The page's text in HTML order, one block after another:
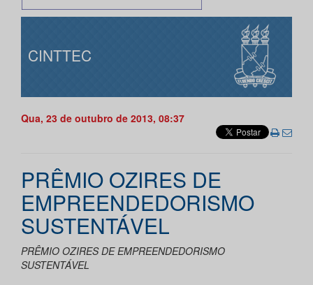
CINTTEC
Qua, 23 de outubro de 2013, 08:37
PRÊMIO OZIRES DE
EMPREENDEDORISMO
SUSTENTÁVEL
PRÊMIO OZIRES DE EMPREENDEDORISMO
SUSTENTÁVEL